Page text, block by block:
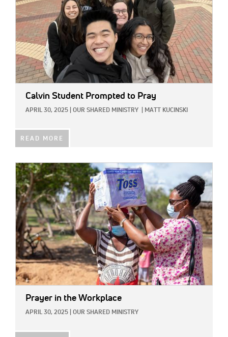
Calvin Student Prompted to Pray
APRIL 30, 2025 OUR SHARED MINISTRY MATT KUCINSKI
READ MORE
IMAGE:
Prayer in the Workplace
APRIL 30, 2025 OUR SHARED MINISTRY